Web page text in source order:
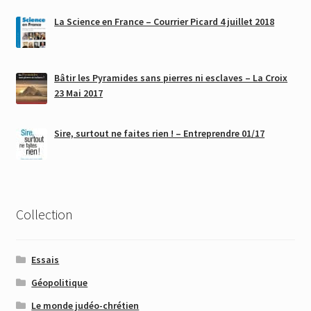
La Science en France – Courrier Picard 4 juillet 2018
Bâtir les Pyramides sans pierres ni esclaves – La Croix
23 Mai 2017
Sire, surtout ne faites rien ! – Entreprendre 01/17
Collection
Essais
Géopolitique
Le monde judéo-chrétien